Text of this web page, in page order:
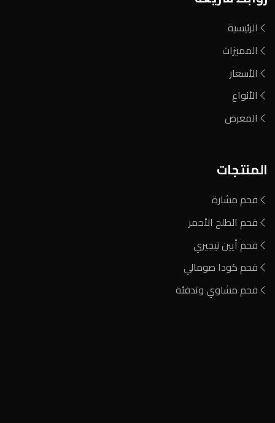
الرئيسية
المميزات
الأسعار
الأنواع
المعرض
المنتجات
فحم مشارة
فحم الطلح الأحمر
فحم أيين نيجيري
فحم كودا صومالي
فحم مشاوي وتدفئة